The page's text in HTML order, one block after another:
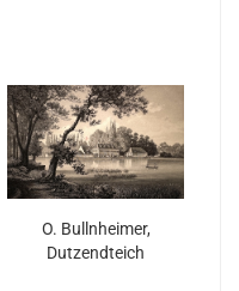
O. Bullnheimer,
Dutzendteich